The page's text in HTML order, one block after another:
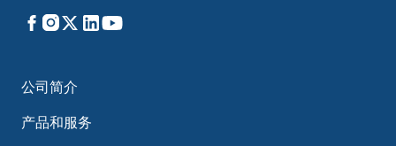
Facebook
Instagram
X LinkedIn
YouTube
公司简介
产品和服务